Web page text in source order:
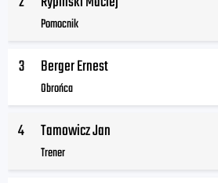
Pomocnik
3 Berger Ernest
Obrońca
4 Tamowicz Jan
Trener